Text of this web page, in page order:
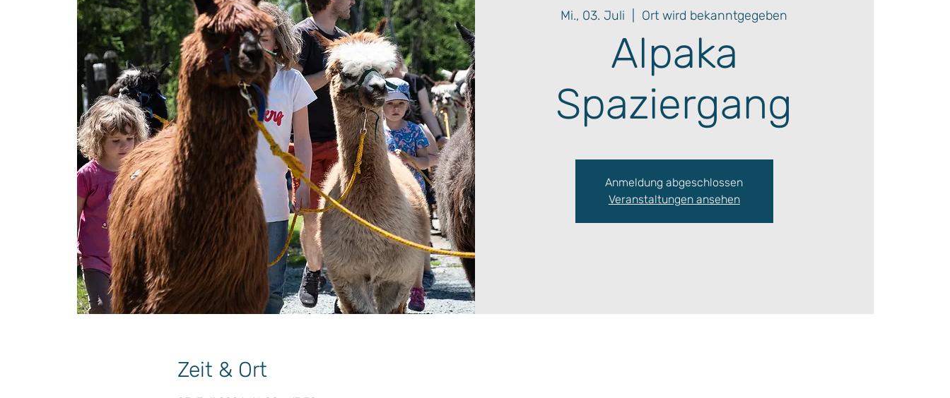
Mi., 03. Juli Ort wird bekanntgegeben
Alpaka
Spaziergang
Anmeldung abgeschlossen
Veranstaltungen ansehen
Zeit & Ort